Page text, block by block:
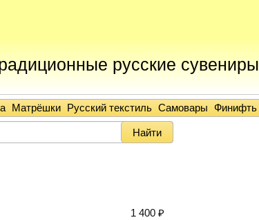
русские сувениры
Матрёшки Русский текстиль Самовары Финифть
1 400 ₽